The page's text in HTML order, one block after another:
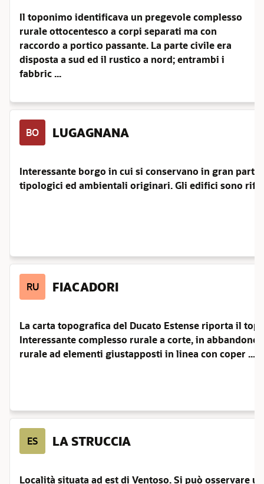
Il toponimo identificava un pregevole complesso
rurale ottocentesco a corpi separati ma con
raccordo a portico passante. La parte civile era
disposta a sud ed il rustico a nord; entrambi i
fabbric ...
BO LUGAGNANA
Interessante borgo in cui si conservano in gran
tipologici ed ambientali originari. Gli edifici sono
RU FIACADORI
La carta topografica del Ducato Estense riporta il
Interessante complesso rurale a corte, in
rurale ad elementi giustapposti in linea con coper ...
ES LA STRUCCIA
Località situata ad est di Ventoso. Si può osservare